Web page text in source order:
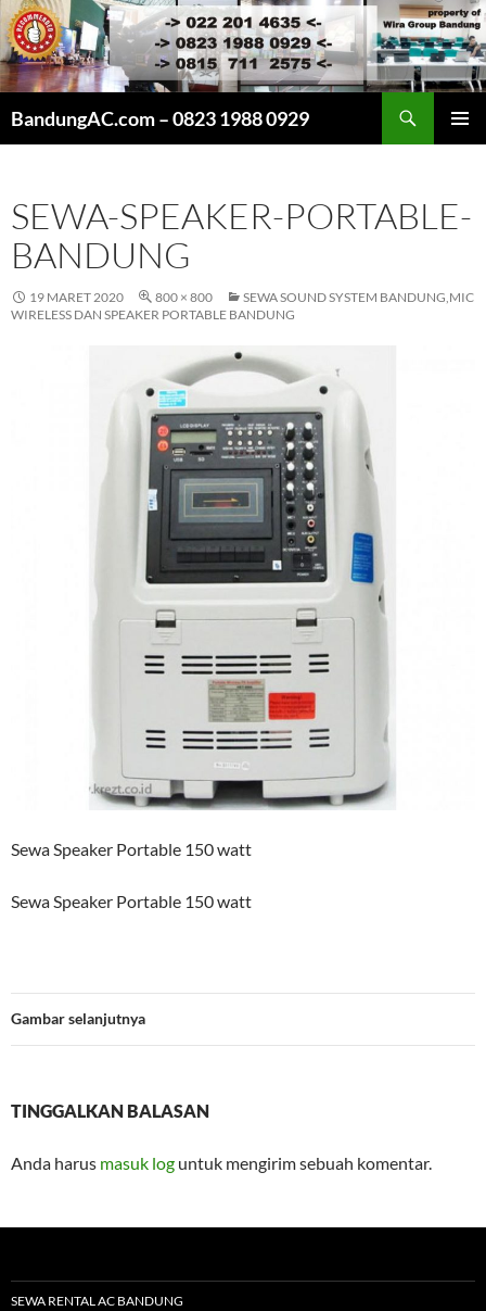
BandungAC.com – 0823 1988 0929
SEWA-SPEAKER-PORTABLE-
BANDUNG
19 MARET 2020 800 × 800
SEWA SOUND SYSTEM BANDUNG,MIC
WIRELESS DAN SPEAKER PORTABLE BANDUNG
Sewa Speaker Portable 150 watt
Sewa Speaker Portable 150 watt
Gambar selanjutnya
TINGGALKAN BALASAN
Anda harus masuk log untuk mengirim sebuah komentar.
SEWA RENTAL AC BANDUNG